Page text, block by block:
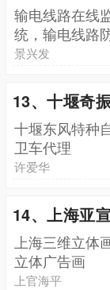
输电线路在线
统，输电线路
景兴发
13、十堰奇
十堰东风特种
卫车代理
许爱华
14、上海亚
上海三维立体
立体广告画
上官海平